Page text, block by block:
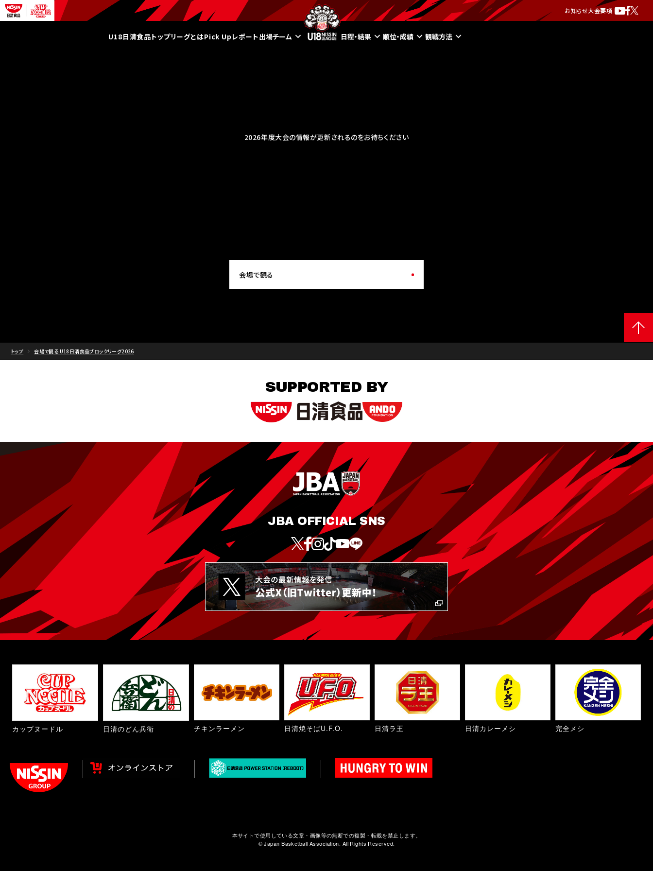
お知らせ大会要項
U18日清食品トップリーグとはPick Upレポート出場チーム 日程・結果 順位・成績 観戦方法
2026年度大会の情報が更新されるのをお待ちください
会場で観る
トップ 会場で観る U18日清食品ブロックリーグ2026
SUPPORTED BY
JBA OFFICIAL SNS
カップヌードル 日清のどん兵衛 チキンラーメン 日清焼そばU.F.O. 日清ラ王 日清カレーメシ 完全メシ
本サイトで使用している文章・画像等の無断での複製・転載を禁止します。
© Japan Basketball Association. All Rights Reserved.